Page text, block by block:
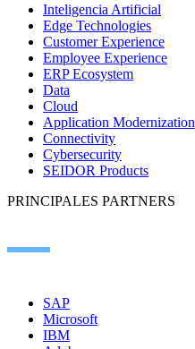
Inteligencia Artificial
Edge Technologies
Customer Experience
Employee Experience
ERP Ecosystem
Data
Cloud
Application Modernization
Connectivity
Cybersecurity
SEIDOR Products
PRINCIPALES PARTNERS
SAP
Microsoft
IBM